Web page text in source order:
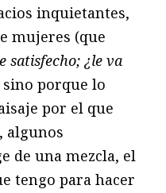
inquietantes,
mujeres (que
satisfecho; ¿le va
sino porque lo
por el que
algunos
de una mezcla, el
tengo para hacer